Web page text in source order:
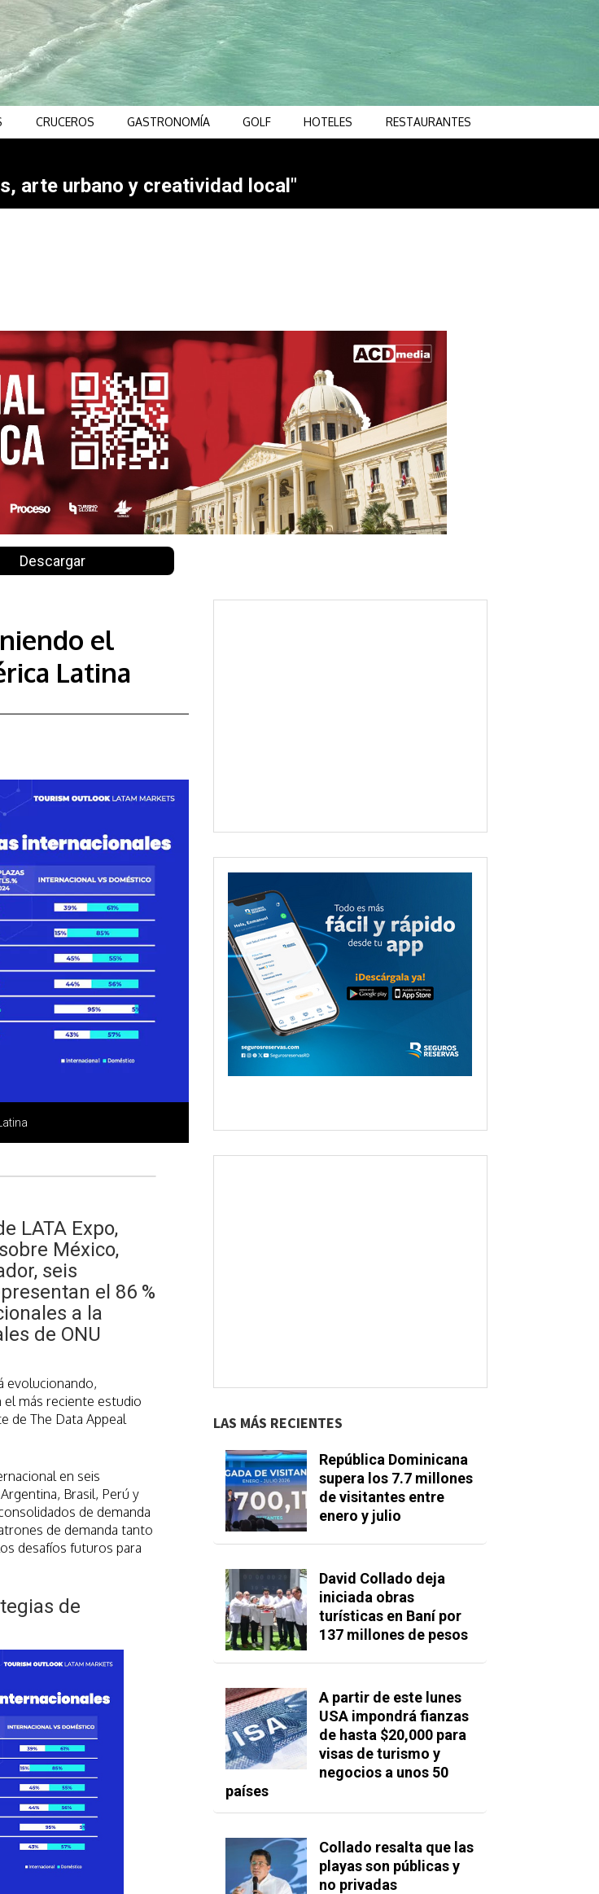
CRUCEROS GASTRONOMÍA GOLF HOTELES RESTAURANTES
arte urbano y creatividad local"
Descargar
el
Latina
LATA Expo,
México,
seis
el 86 %
a la
de ONU
evolucionando,
el más reciente estudio
de The Data Appeal
en seis
Brasil, Perú y
de demanda
de demanda tanto
desafíos futuros para
de
LAS MÁS RECIENTES
República Dominicana
supera los 7.7 millones
de visitantes entre
enero y julio
David Collado deja
iniciada obras
turísticas en Baní por
137 millones de pesos
A partir de este lunes
USA impondrá fianzas
de hasta $20,000 para
visas de turismo y
negocios a unos 50
países
Collado resalta que las
playas son públicas y
no privadas